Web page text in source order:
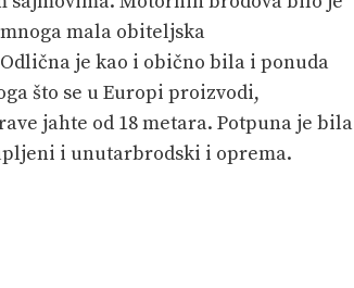
mala obiteljska
je kao i obično bila i ponuda
što se u Europi proizvodi,
jahte od 18 metara. Potpuna je bila
i unutarbrodski i oprema.